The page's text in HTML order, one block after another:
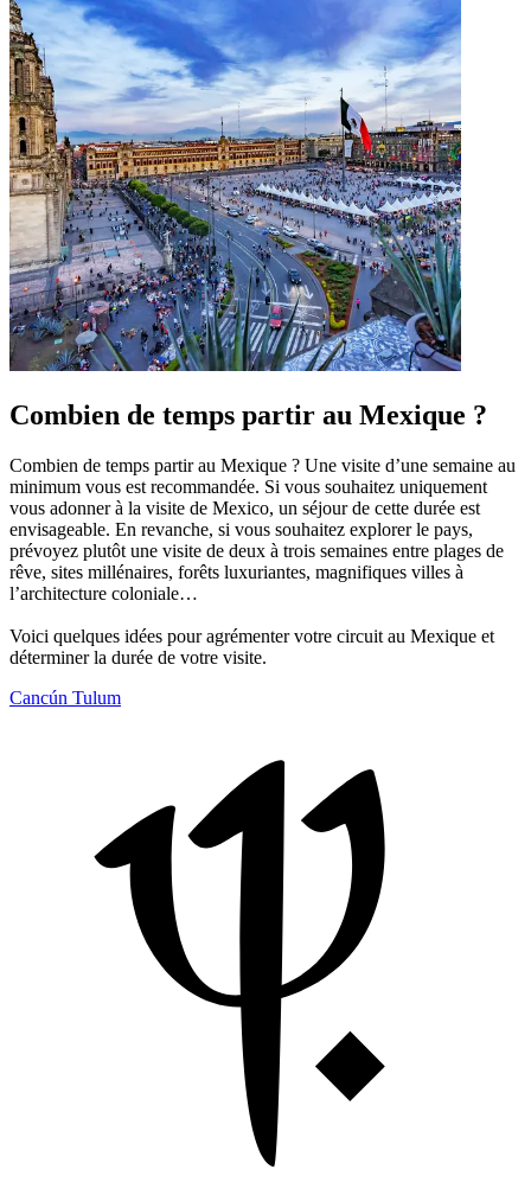
Combien de temps partir au Mexique ?
Combien de temps partir au Mexique ? Une visite d’une semaine au
minimum vous est recommandée. Si vous souhaitez uniquement
vous adonner à la visite de Mexico, un séjour de cette durée est
envisageable. En revanche, si vous souhaitez explorer le pays,
prévoyez plutôt une visite de deux à trois semaines entre plages de
rêve, sites millénaires, forêts luxuriantes, magnifiques villes à
l’architecture coloniale…
Voici quelques idées pour agrémenter votre circuit au Mexique et
déterminer la durée de votre visite.
Cancún Tulum